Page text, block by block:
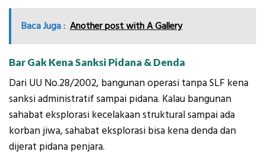
Baca Juga : Another post with A Gallery
Bar Gak Kena Sanksi Pidana & Denda
Dari UU No.28/2002, bangunan operasi tanpa SLF kena
sanksi administratif sampai pidana. Kalau bangunan
sahabat eksplorasi kecelakaan struktural sampai ada
korban jiwa, sahabat eksplorasi bisa kena denda dan
dijerat pidana penjara.